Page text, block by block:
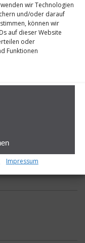
wir Technologien
und/oder darauf
können wir
auf dieser Website
oder
Funktionen
Impressum